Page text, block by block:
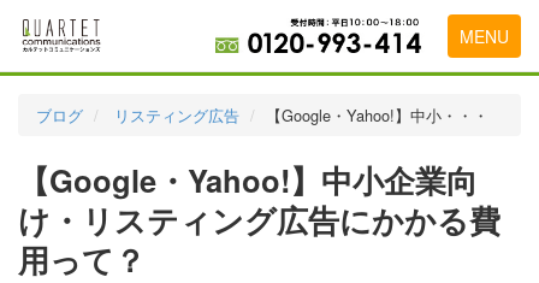
MENU
実績・お客様の声
初めて導入をお考えの方
ブログ リスティング広告 【Google・Yahoo!】中小・・・
【Google・Yahoo!】中小企業向
け・リスティング広告にかかる費
用って？